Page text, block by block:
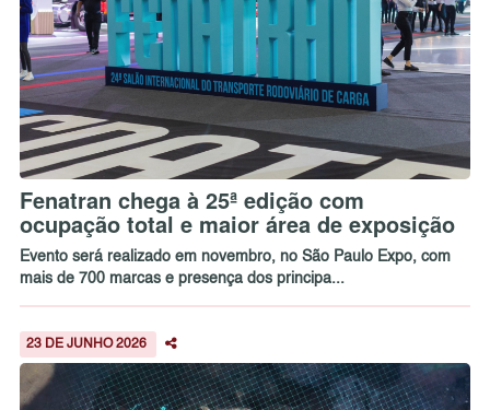
Fenatran chega à 25ª edição com
ocupação total e maior área de exposição
Evento será realizado em novembro, no São Paulo Expo, com
mais de 700 marcas e presença dos principa...
23 DE JUNHO 2026